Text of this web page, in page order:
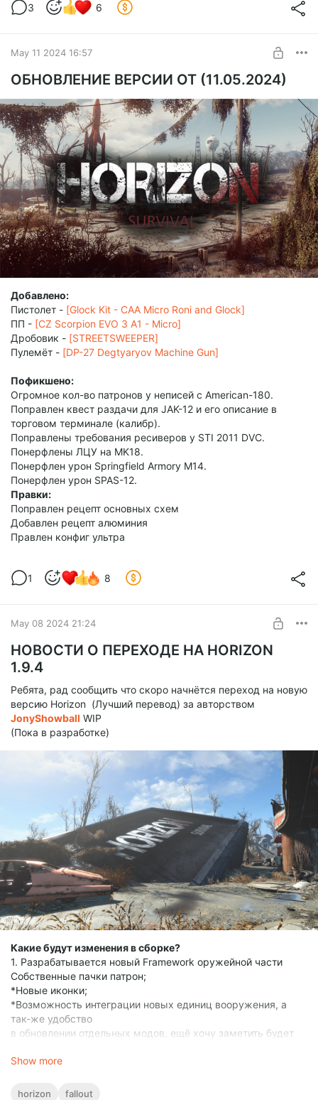
3 6
May 11 2024 16:57
ОБНОВЛЕНИЕ ВЕРСИИ ОТ (11.05.2024)
Добавлено:
Пистолет - [Glock Kit - CAA Micro Roni and Glock]
ПП - [CZ Scorpion EVO 3 A1 - Micro]
Дробовик - [STREETSWEEPER]
Пулемёт - [DP-27 Degtyaryov Machine Gun]
Пофикшено:
Огромное кол-во патронов у неписей с American-180.
Поправлен квест раздачи для JAK-12 и его описание в
торговом терминале (калибр).
Поправлены требования ресиверов у STI 2011 DVC.
Понерфлены ЛЦУ на MK18.
Понерфлен урон Springfield Armory M14.
Понерфлен урон SPAS-12.
Правки:
Поправлен рецепт основных схем
Добавлен рецепт алюминия
Правлен конфиг ультра
1 8
May 08 2024 21:24
НОВОСТИ О ПЕРЕХОДЕ НА HORIZON
1.9.4
Ребята, рад сообщить что скоро начнётся переход на новую
версию Horizon (Лучший перевод) за авторством
JonyShowball WIP
(Пока в разработке)
Какие будут изменения в сборке?
1. Разрабатывается новый Framework оружейной части
Собственные пачки патрон;
*Новые иконки;
*Возможность интеграции новых единиц вооружения, а
так-же удобство
в обновлении отдельных модов, ещё хочу заметить будет
баланса,раздачи и т.д.;
2. Постараюсь подкрутить производительность;
Show more
horizon fallout